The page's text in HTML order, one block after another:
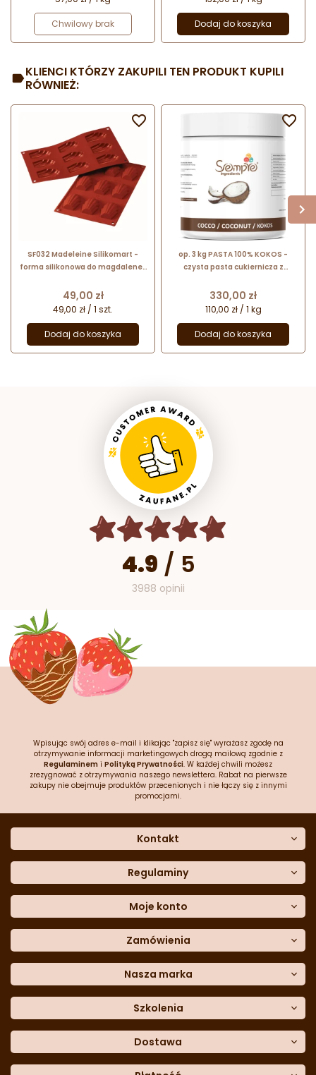
Chwilowy brak Dodaj do koszyka
KLIENCI KTÓRZY ZAKUPILI TEN PRODUKT KUPILI
RÓWNIEŻ:
SF032 Madeleine Silikomart -
forma silikonowa do magdalenek
poj. 30 ml x 9 porcji
Cena
49,00 zł
49,00 zł / 1 szt.
Dodaj do koszyka

op. 3 kg PASTA 100% KOKOS -
czysta pasta cukiernicza z
kat. 220006 Sempre Ingredients
Cena
330,00 zł
110,00 zł / 1 kg
Dodaj do koszyka

4.9 / 5
3988 opinii
Wpisując swój adres e-mail i klikając "zapisz się" wyrażasz zgodę na
otrzymywanie informacji marketingowych drogą mailową zgodnie z
Regulaminem i Polityką Prywatności. W każdej chwili możesz
zrezygnować z otrzymywania naszego newslettera. Rabat na pierwsze
zakupy nie obejmuje produktów przecenionych i nie łączy się z innymi
promocjami.
Kontakt
Dane kontaktowe
Często zadawane pytania
Sklep stacjonarny
Formularz kontaktowy
Blog
telefon:601 767 272
Regulaminy
Polityka prywatności
Polityka cookies
Polityka reklamacji
Polityka zwrotów
Dostępność cyfrowa
Moje konto
Moje dane
Historia zamówień
Lista ulubionych
Moje rabaty
Zamówienia
Metody płatności
Dane do przelewu
Formularzreklamacji
Formularzzwrotu
Nasza marka
Trio Gelato
CDN
Szkolenia
Academy of Baker Arts
Dostawa